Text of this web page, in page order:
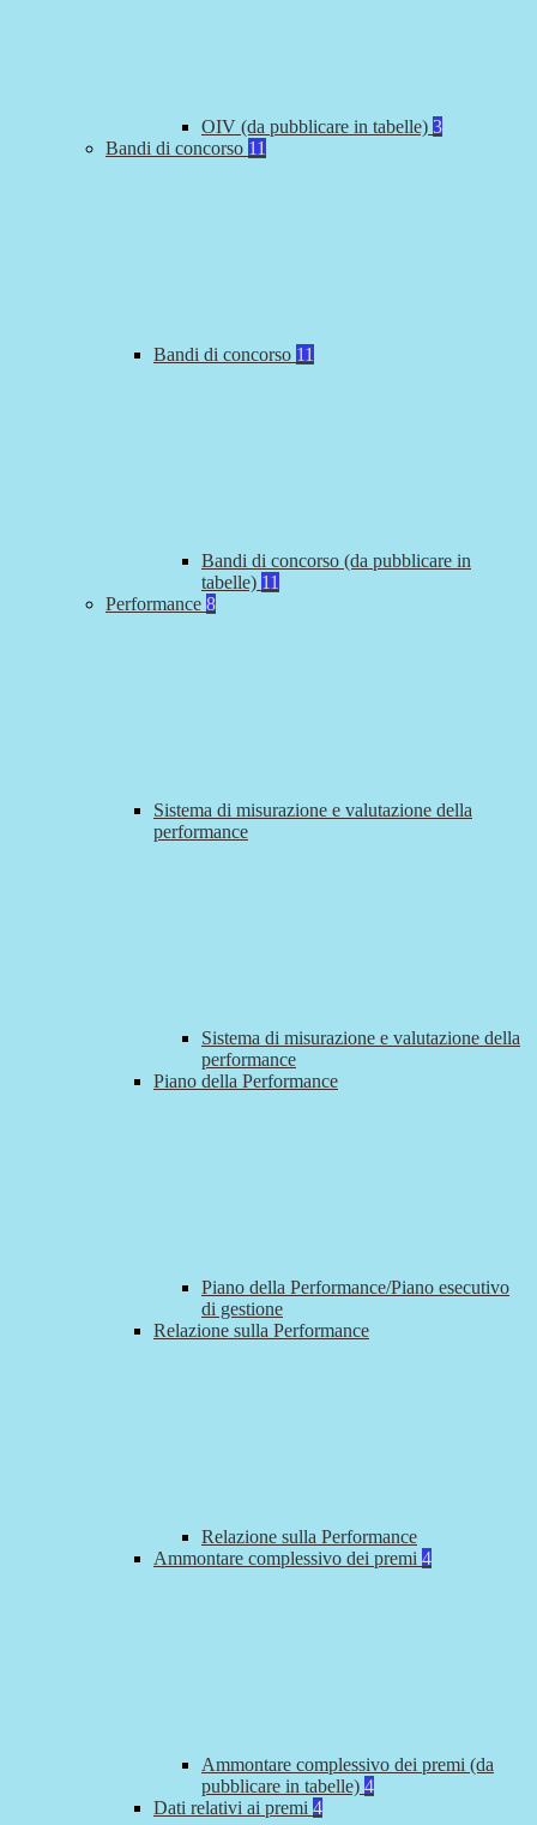
OIV (da pubblicare in tabelle) 3
Bandi di concorso 11
Bandi di concorso 11
Bandi di concorso (da pubblicare in
tabelle) 11
Performance 8
Sistema di misurazione e valutazione della
performance
Sistema di misurazione e valutazione della
performance
Piano della Performance
Piano della Performance/Piano esecutivo
di gestione
Relazione sulla Performance
Relazione sulla Performance
Ammontare complessivo dei premi 4
Ammontare complessivo dei premi (da
pubblicare in tabelle) 4
Dati relativi ai premi 4